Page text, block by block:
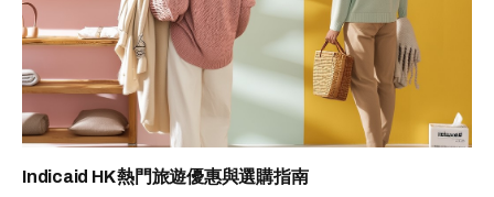
Indicaid HK 熱門旅遊優惠與選購指南